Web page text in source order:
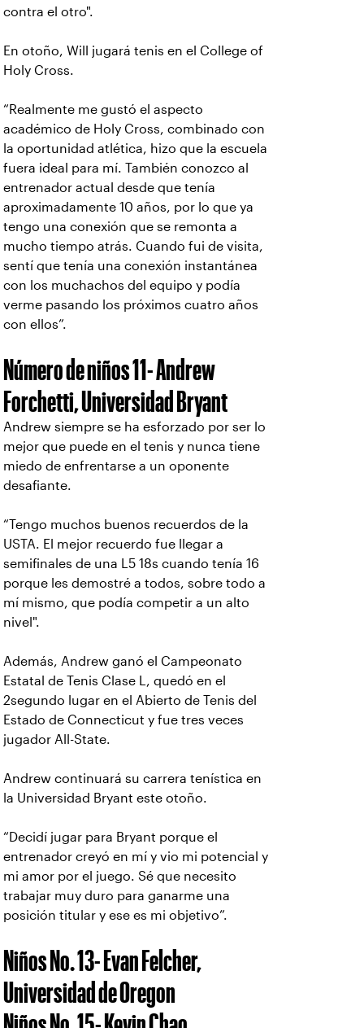
contra el otro".
En otoño, Will jugará tenis en el College of
Holy Cross.
“Realmente me gustó el aspecto
académico de Holy Cross, combinado con
la oportunidad atlética, hizo que la escuela
fuera ideal para mí. También conozco al
entrenador actual desde que tenía
aproximadamente 10 años, por lo que ya
tengo una conexión que se remonta a
mucho tiempo atrás. Cuando fui de visita,
sentí que tenía una conexión instantánea
con los muchachos del equipo y podía
verme pasando los próximos cuatro años
con ellos”.
Número de niños 11- Andrew
Forchetti, Universidad Bryant
Andrew siempre se ha esforzado por ser lo
mejor que puede en el tenis y nunca tiene
miedo de enfrentarse a un oponente
desafiante.
“Tengo muchos buenos recuerdos de la
USTA. El mejor recuerdo fue llegar a
semifinales de una L5 18s cuando tenía 16
porque les demostré a todos, sobre todo a
mí mismo, que podía competir a un alto
nivel".
Además, Andrew ganó el Campeonato
Estatal de Tenis Clase L, quedó en el
2segundo lugar en el Abierto de Tenis del
Estado de Connecticut y fue tres veces
jugador All-State.
Andrew continuará su carrera tenística en
la Universidad Bryant este otoño.
“Decidí jugar para Bryant porque el
entrenador creyó en mí y vio mi potencial y
mi amor por el juego. Sé que necesito
trabajar muy duro para ganarme una
posición titular y ese es mi objetivo”.
Niños No. 13- Evan Felcher,
Universidad de Oregon